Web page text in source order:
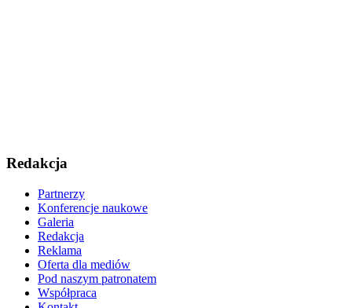
Redakcja
Partnerzy
Konferencje naukowe
Galeria
Redakcja
Reklama
Oferta dla mediów
Pod naszym patronatem
Współpraca